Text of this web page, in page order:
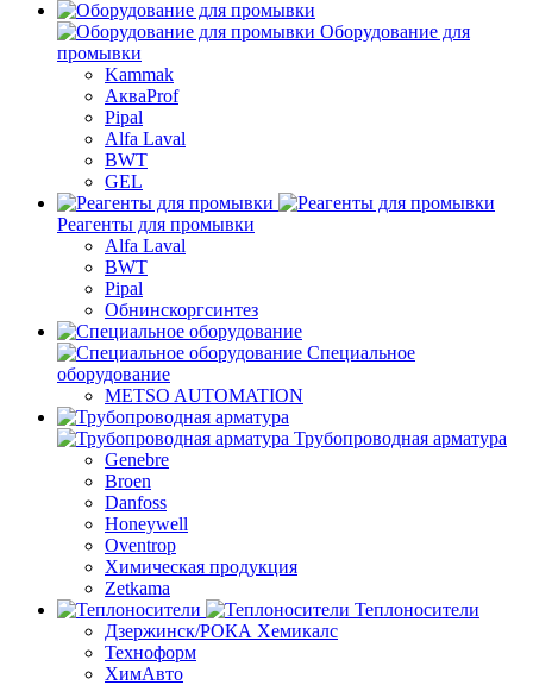
Оборудование для
промывки
Kammak
АкваProf
Pipal
Alfa Laval
BWT
GEL
Реагенты для промывки
Alfa Laval
BWT
Pipal
Обнинскоргсинтез
Специальное
оборудование
METSO AUTOMATION
Трубопроводная арматура
Genebre
Broen
Danfoss
Honeywell
Oventrop
Химическая продукция
Zetkama
Теплоносители
Дзержинск/РОКА Хемикалс
Техноформ
ХимАвто